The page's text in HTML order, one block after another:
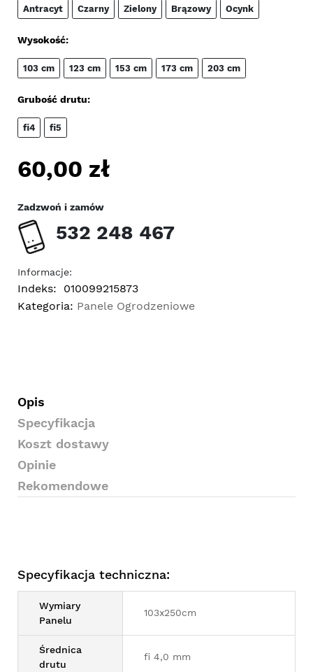
Antracyt Czarny Zielony Brązowy Ocynk
Wysokość:
103 cm 123 cm 153 cm 173 cm 203 cm
Grubość drutu:
fi4 fi5
60,00 zł
Zadzwoń i zamów
532 248 467
Informacje:
Indeks:
010099215873
Kategoria: Panele Ogrodzeniowe
Opis
Specyfikacja
Koszt dostawy
Opinie
Rekomendowe
Specyfikacja techniczna:
Wymiary
Panelu
103x250cm
Średnica
drutu
fi 4,0 mm